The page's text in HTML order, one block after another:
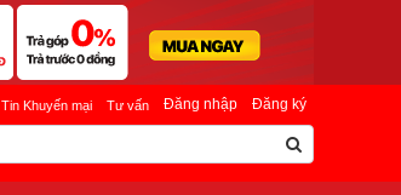
Đăng nhập Đăng ký
Tin Khuyến mại Tư vấn